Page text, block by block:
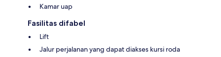
Kamar uap
Fasilitas difabel
Lift
Jalur perjalanan yang dapat diakses kursi roda